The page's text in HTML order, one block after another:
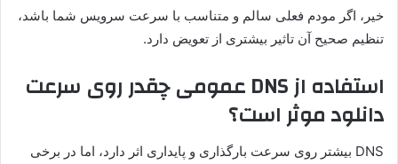
خیر، اگر مودم فعلی سالم و متناسب با سرعت سرویس شما باشد،
تنظیم صحیح آن تاثیر بیشتری از تعویض دارد.
استفاده از DNS عمومی چقدر روی سرعت
دانلود موثر است؟
DNS بیشتر روی سرعت بارگذاری و پایداری اثر دارد، اما در برخی